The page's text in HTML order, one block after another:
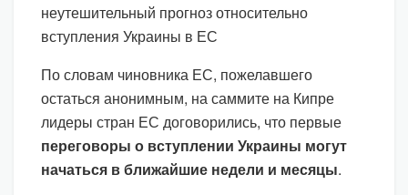
неутешительный прогноз относительно
вступления Украины в ЕС
По словам чиновника ЕС, пожелавшего
остаться анонимным, на саммите на Кипре
лидеры стран ЕС договорились, что первые
переговоры о вступлении Украины могут
начаться в ближайшие недели и месяцы.